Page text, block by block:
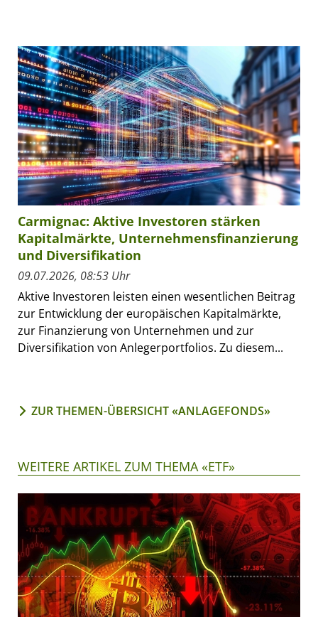
Carmignac: Aktive Investoren stärken
Kapitalmärkte, Unternehmensfinanzierung
und Diversifikation
09.07.2026, 08:53 Uhr
Aktive Investoren leisten einen wesentlichen Beitrag
zur Entwicklung der europäischen Kapitalmärkte,
zur Finanzierung von Unternehmen und zur
Diversifikation von Anlegerportfolios. Zu diesem...
ZUR THEMEN-ÜBERSICHT «ANLAGEFONDS»
WEITERE ARTIKEL ZUM THEMA «ETF»